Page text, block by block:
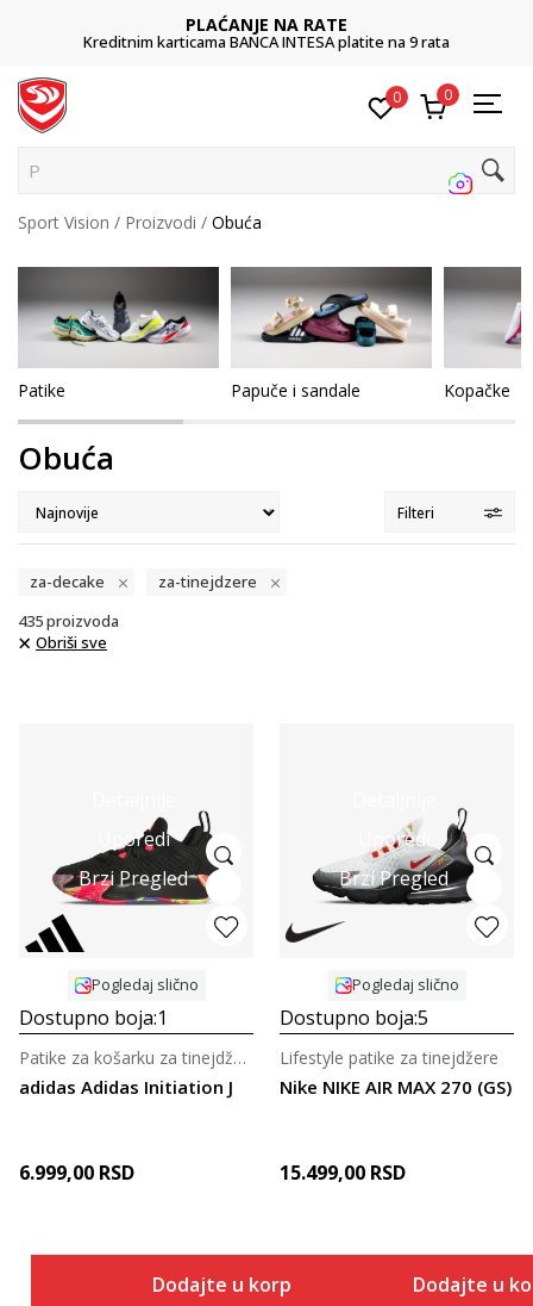
PLAĆANJE NA RATE
Kreditnim karticama BANCA INTESA platite na 9 rata
0 0
Pretraži
Sport Vision Proizvodi Obuća
Patike Papuče i sandale Kopačke
Obuća
Filteri
za-decake
za-tinejdzere
435proizvoda
Obriši sve
Uporedi
Brzi Pregled
Pogledaj slično
Dostupno boja:1
adidas Adidas Initiation J
Patike za košarku za tinejdžere
6.999,00 RSD
Dodajte u korpu
Uporedi
Brzi Pregled
Pogledaj slično
Dostupno boja:5
Nike NIKE AIR MAX 270 (GS)
Lifestyle patike za tinejdžere
15.499,00 RSD
Dodajte u